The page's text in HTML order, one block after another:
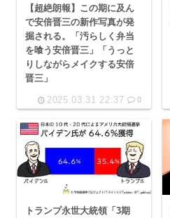
【超絶朗報】この期に及ん
で安倍晋三の新作写真が発
掘される。「汚らしく弁当
を喰う安倍晋三」「うっと
りしながらメイクする安倍
晋三」
2025.03.31 22:37 0
トランプ永世大統領「3期